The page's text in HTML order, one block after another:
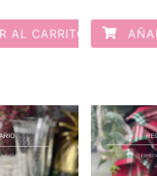
AL CARRITO